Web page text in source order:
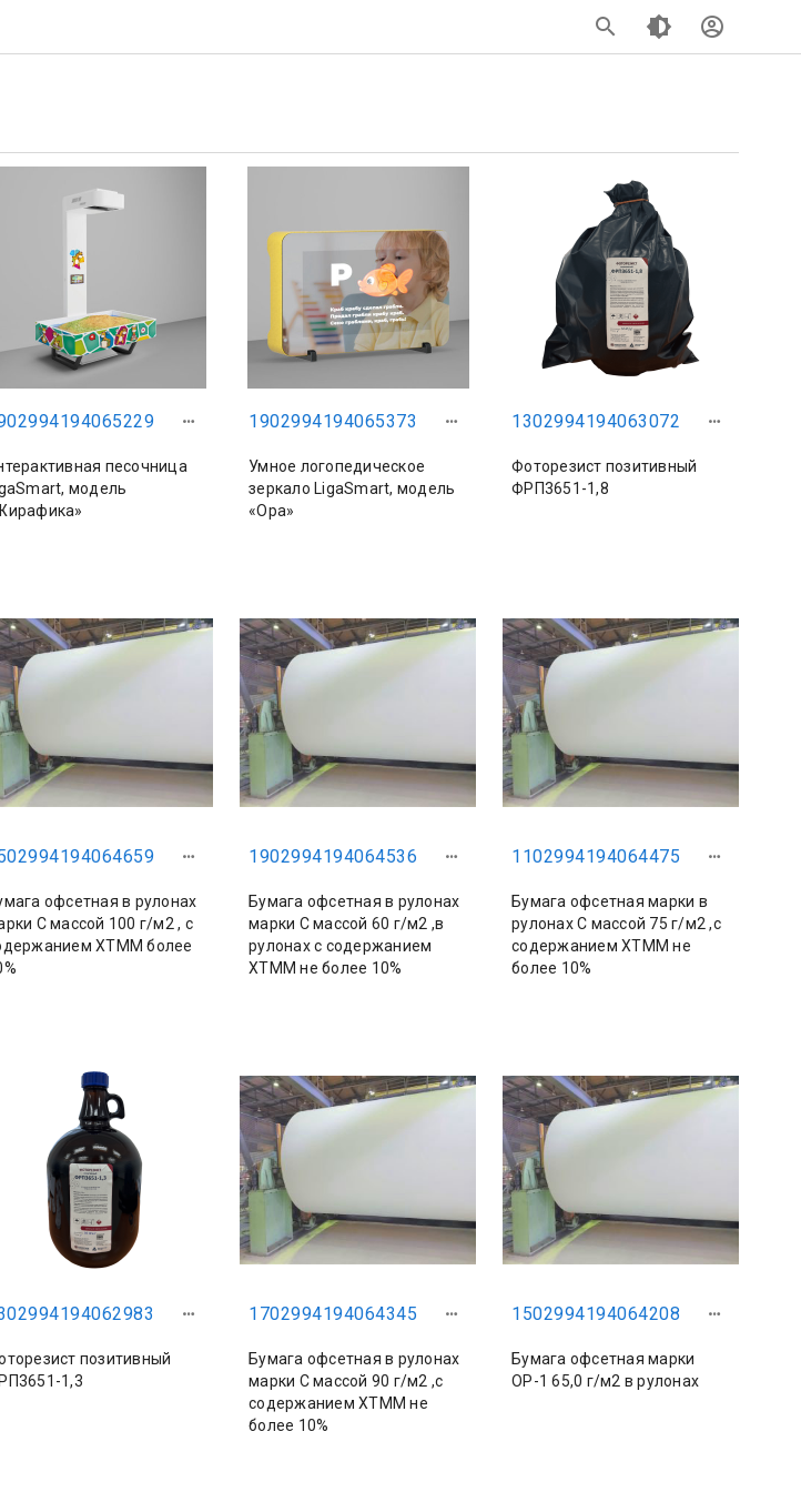
песочница
модель
1902994194065373
Умное логопедическое
зеркало LigaSmart, модель
«Ора»
1302994194063072
Фоторезист позитивный
ФРП3651-1,8
офсетная в рулонах
С массой 100 г/м2 , с
ХТММ более
1902994194064536
Бумага офсетная в рулонах
марки С массой 60 г/м2 ,в
рулонах с содержанием
ХТММ не более 10%
1102994194064475
Бумага офсетная марки в
рулонах С массой 75 г/м2 ,с
содержанием ХТММ не
более 10%
позитивный
1,3
1702994194064345
Бумага офсетная в рулонах
марки С массой 90 г/м2 ,с
содержанием ХТММ не
более 10%
1502994194064208
Бумага офсетная марки
ОР-1 65,0 г/м2 в рулонах